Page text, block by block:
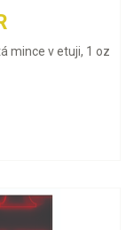
mince v etuji, 1 oz